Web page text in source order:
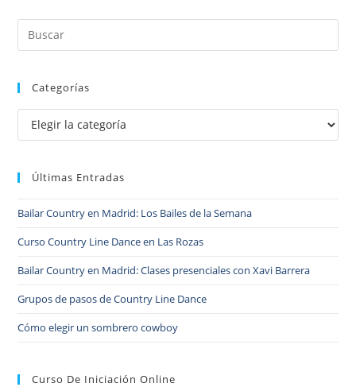
Categorías
Últimas Entradas
Bailar Country en Madrid: Los Bailes de la Semana
Curso Country Line Dance en Las Rozas
Bailar Country en Madrid: Clases presenciales con Xavi Barrera
Grupos de pasos de Country Line Dance
Cómo elegir un sombrero cowboy
Curso De Iniciación Online